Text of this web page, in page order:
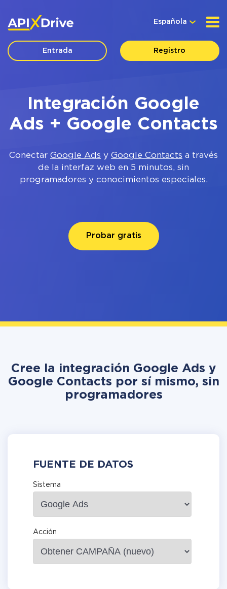
Española
Entrada Registro
Integración Google
Ads + Google Contacts
Conectar Google Ads y Google Contacts a través
de la interfaz web en 5 minutos, sin
programadores y conocimientos especiales.
Probar gratis
Cree la integración Google Ads y
Google Contacts por sí mismo, sin
programadores
FUENTE DE DATOS
Sistema
Acción